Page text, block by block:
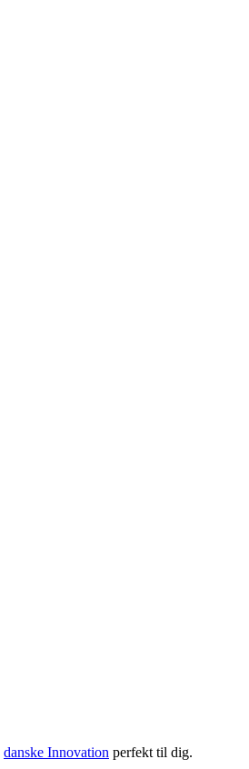
danske Innovation perfekt til dig.